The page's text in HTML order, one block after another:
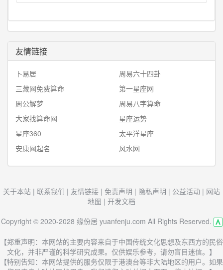
友情链接
卜易居
周易六十四卦
三藏网免费算命
第一星座网
周公解梦
周易八字算命
大家找算命网
星座运势
星座360
太平洋星座
安康网起名
风水网
关于本站 | 联系我们 | 友情链接 | 免责声明 | 隐私声明 | 公益活动 | 网站
地图 | 开发文档
Copyright © 2020-2028 缘份居 yuanfenju.com All Rights Reserved.
【郑重声明：本网站的主要内容来自于中国传统文化思想及东西方的民俗
文化，并非严谨的科学研究成果。仅供娱乐参考，请勿盲目迷信。】
【特别告知：本网站提供的服务仅限于港澳台等非大陆地区的用户。如果